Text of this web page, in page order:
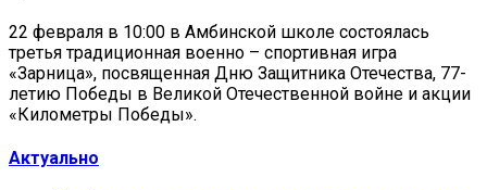
22 февраля в 10:00 в Амбинской школе состоялась
третья традиционная военно – спортивная игра
«Зарница», посвященная Дню Защитника Отечества, 77-
летию Победы в Великой Отечественной войне и акции
«Километры Победы».
Актуально